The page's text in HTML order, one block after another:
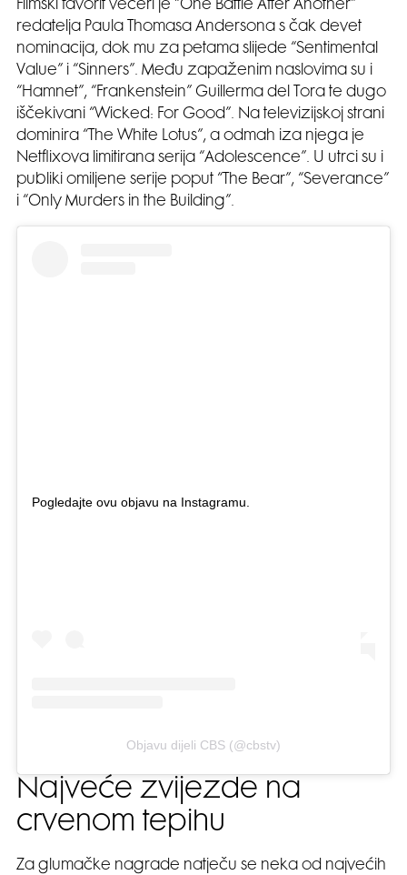
Filmski favorit večeri je “One Battle After Another”
redatelja Paula Thomasa Andersona s čak devet
nominacija, dok mu za petama slijede “Sentimental
Value” i “Sinners”. Među zapaženim naslovima su i
“Hamnet”, “Frankenstein” Guillerma del Tora te dugo
iščekivani “Wicked: For Good”. Na televizijskoj strani
dominira “The White Lotus”, a odmah iza njega je
Netflixova limitirana serija “Adolescence”. U utrci su i
publiki omiljene serije poput “The Bear”, “Severance”
i “Only Murders in the Building”.
Pogledajte ovu objavu na Instagramu.
Objavu dijeli CBS (@cbstv)
Najveće zvijezde na
crvenom tepihu
Za glumačke nagrade natječu se neka od najvećih